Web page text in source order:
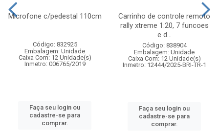
Microfone c/pedestal 110cm
Código: 832925
Embalagem: Unidade
Caixa Com: 12 Unidade(s)
Inmetro: 006765/2019
Faça seu login ou
cadastre-se para
comprar.
Carrinho de controle remoto
rally xtreme 1:20, 7 funcoes
e d...
Código: 838904
Embalagem: Unidade
Caixa Com: 12 Unidade(s)
Inmetro: 12444/2025-BRI-TR-1
Faça seu login ou
cadastre-se para
comprar.